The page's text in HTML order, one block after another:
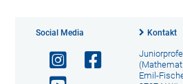
Social Media Kontakt
Emil-